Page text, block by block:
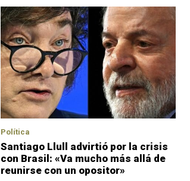
Política
Santiago Llull advirtió por la crisis
con Brasil: «Va mucho más allá de
reunirse con un opositor»